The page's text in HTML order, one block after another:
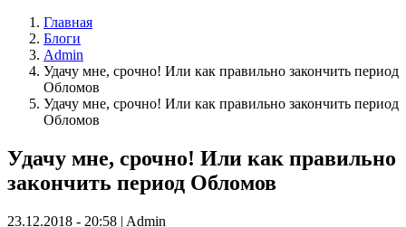
Главная
Блоги
Admin
Удачу мне, срочно! Или как правильно закончить период
Обломов
Удачу мне, срочно! Или как правильно закончить период
Обломов
Удачу мне, срочно! Или как правильно
закончить период Обломов
23.12.2018 - 20:58 | Admin